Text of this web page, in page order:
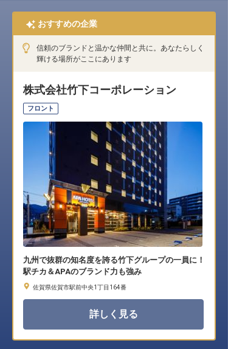
よくある質問
ホテル・宿泊業界情報コラム
無料
採用をお考えの企業様へ
おすすめの企業
信頼のブランドと温かな仲間と共に。あなたらしく
輝ける場所がここにあります
株式会社竹下コーポレーション
フロント
九州で抜群の知名度を誇る竹下グループの一員に！
駅チカ＆APAのブランド力も強み
佐賀県佐賀市駅前中央1丁目164番
詳しく見る